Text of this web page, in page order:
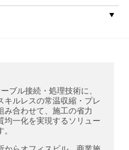
ブル接続・処理技術に、
キルレスの常温収縮・プレ
み合わせて、施工の省力
均一化を実現するソリュー